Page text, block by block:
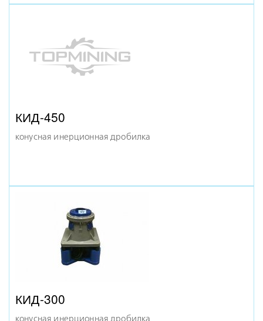
КСД-1865 Т НР
КСД-1750 Т
КИД-450
конусная инерционная дробилка
КИД-300
конусная инерционная дробилка